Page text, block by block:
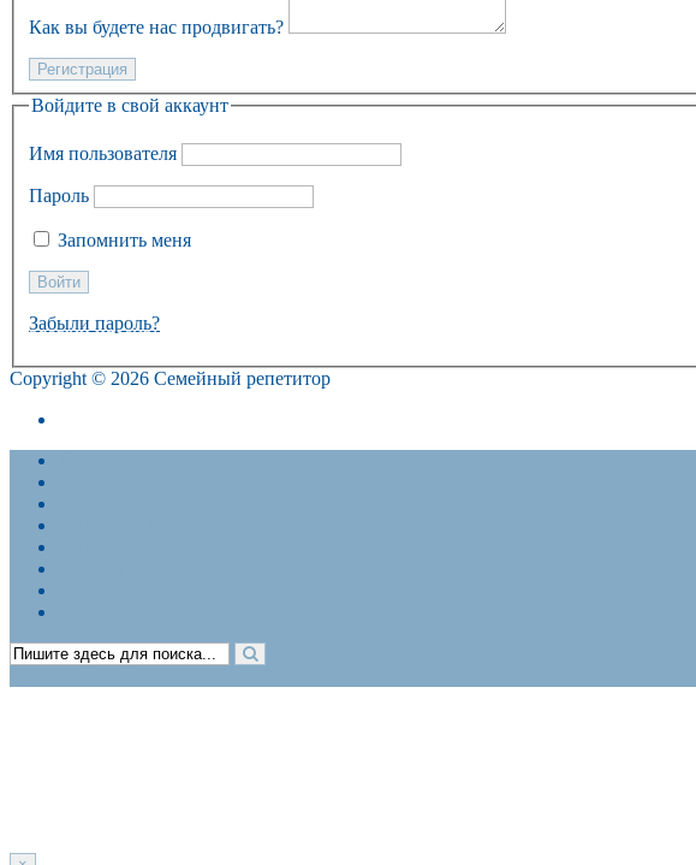
Как вы будете нас продвигать?
Войдите в свой аккаунт
Имя пользователя
Пароль
Запомнить меня
Забыли пароль?
Copyright © 2026 Семейный репетитор